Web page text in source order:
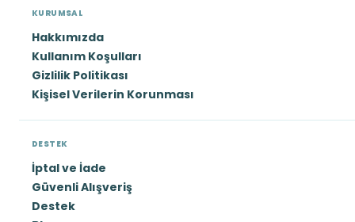
KURUMSAL
Hakkımızda
Kullanım Koşulları
Gizlilik Politikası
Kişisel Verilerin Korunması
DESTEK
İptal ve İade
Güvenli Alışveriş
Destek